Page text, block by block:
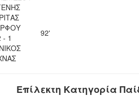
- 1
92'
Επίλεκτη Κατηγορία